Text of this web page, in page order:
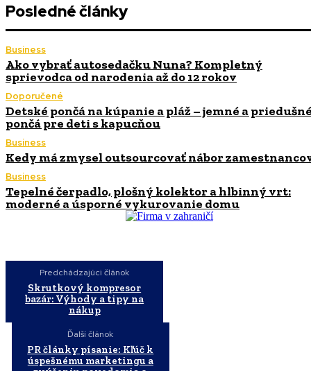
Posledné články
Business
Ako vybrať autosedačku Nuna? Kompletný
sprievodca od narodenia až do 12 rokov
Doporučené
Detské pončá na kúpanie a pláž – jemné a
pončá pre deti s kapucňou
Business
Kedy má zmysel outsourcovať nábor
Business
Tepelné čerpadlo, plošný kolektor a hlbinný vrt:
moderné a úsporné vykurovanie domu
Predchádzajúci článok
Skrutkový kompresor
bazár: Výhody a tipy na
nákup
Ďalší článok
PR články písanie: Kľúč k
úspešnému marketingu a